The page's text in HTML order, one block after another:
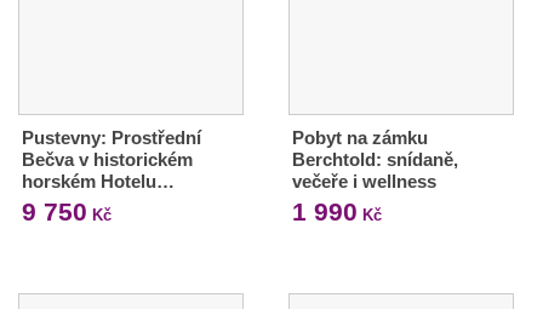
Pustevny: Prostřední
Bečva v historickém
horském Hotelu…
9 750 Kč
Pobyt na zámku
Berchtold: snídaně,
večeře i wellness
1 990 Kč